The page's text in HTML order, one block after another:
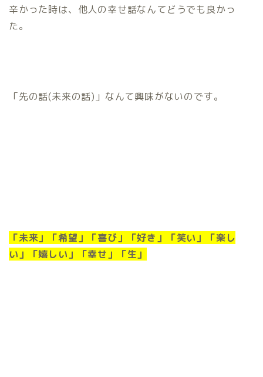
辛かった時は、他人の幸せ話なんてどうでも良かっ
た。
「先の話(未来の話)」なんて興味がないのです。
「未来」「希望」「喜び」「好き」「笑い」「楽し
い」「嬉しい」「幸せ」「生」